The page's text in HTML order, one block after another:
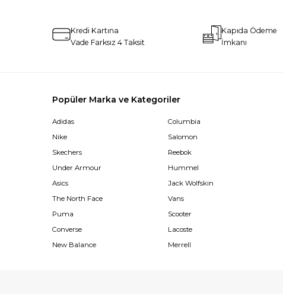
Kredi Kartına
Vade Farksız 4 Taksit
Kapıda Ödeme
İmkanı
Popüler Marka ve Kategoriler
Adidas
Nike
Skechers
Under Armour
Asics
The North Face
Puma
Converse
New Balance
Columbia
Salomon
Reebok
Hummel
Jack Wolfskin
Vans
Scooter
Lacoste
Merrell